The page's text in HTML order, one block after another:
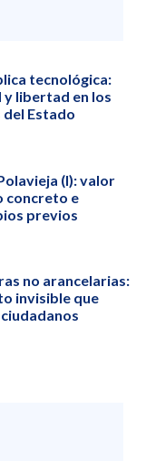
tecnológica:
y libertad en los
del Estado
(I): valor
concreto e
previos
no arancelarias:
invisible que